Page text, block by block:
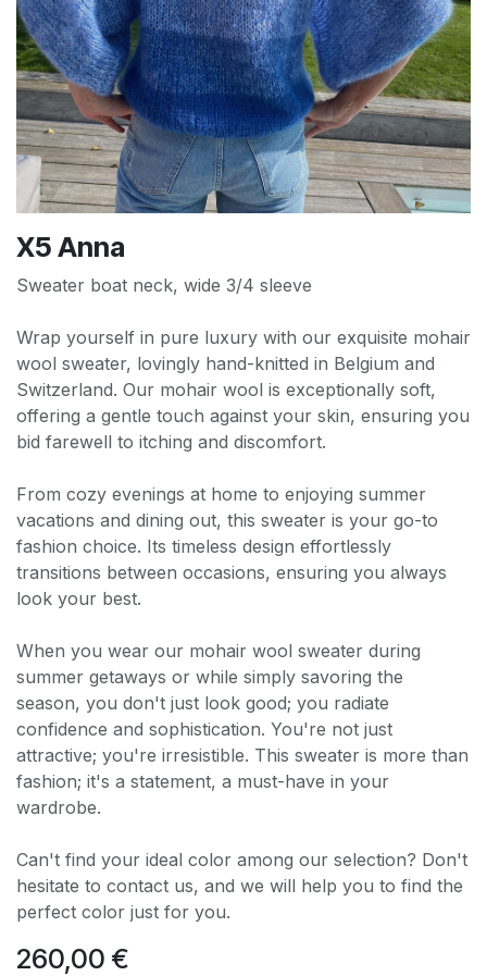
X5 Anna
Sweater boat neck, wide 3/4 sleeve
Wrap yourself in pure luxury with our exquisite mohair
wool sweater, lovingly hand-knitted in Belgium and
Switzerland. Our mohair wool is exceptionally soft,
offering a gentle touch against your skin, ensuring you
bid farewell to itching and discomfort.
From cozy evenings at home to enjoying summer
vacations and dining out, this sweater is your go-to
fashion choice. Its timeless design effortlessly
transitions between occasions, ensuring you always
look your best.
When you wear our mohair wool sweater during
summer getaways or while simply savoring the
season, you don't just look good; you radiate
confidence and sophistication. You're not just
attractive; you're irresistible. This sweater is more than
fashion; it's a statement, a must-have in your
wardrobe.
Can't find your ideal color among our selection? Don't
hesitate to contact us, and we will help you to find the
perfect color just for you.
260,00 €